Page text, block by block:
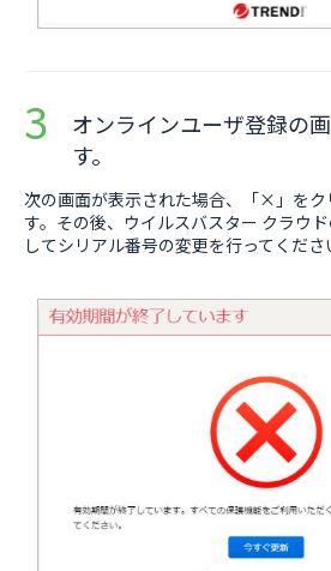
オンラインユーザ登録の
す。
次の画面が表示された場合、「×」をク
す。その後、ウイルスバスター クラウ
してシリアル番号の変更を行ってくださ